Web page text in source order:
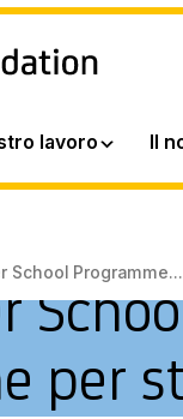
lavoro Il
School Programme...
per